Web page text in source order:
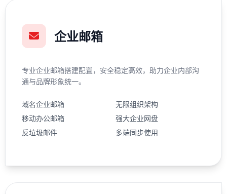
企业邮箱
专业企业邮箱搭建配置，安全稳定高效，助力企业内部沟
通与品牌形象统一。
域名企业邮箱
无限组织架构
移动办公邮箱
强大企业网盘
反垃圾邮件
多端同步使用